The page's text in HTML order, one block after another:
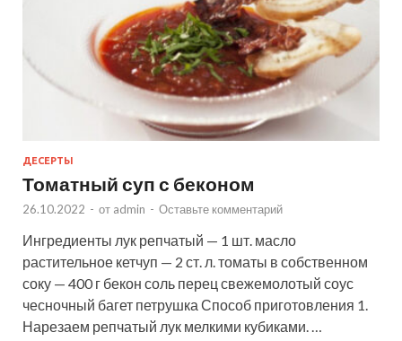
ДЕСЕРТЫ
Томатный суп с беконом
26.10.2022 - от admin - Оставьте комментарий
Ингредиенты лук репчатый — 1 шт. масло
растительное кетчуп — 2 ст. л. томаты в собственном
соку — 400 г бекон соль перец свежемолотый соус
чесночный багет петрушка Способ приготовления 1.
Нарезаем репчатый лук мелкими кубиками. …